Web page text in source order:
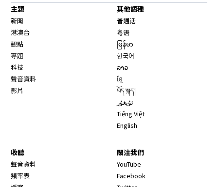
主題
新聞
港澳台
觀點
專題
科技
聲音資料
影片
其他語種
普通话
粤语
မြန်မာ
한국어
ລາວ
ខ្មែ
བོད་སྐད།
ئۇيغۇر
Tiếng Việt
English
收聽
聲音資料
頻率表
關注我們
YouTube
Facebook